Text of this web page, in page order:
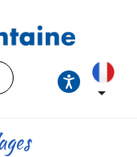
